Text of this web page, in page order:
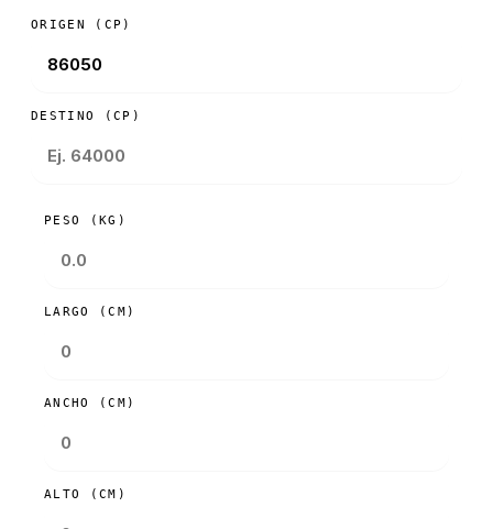
ORIGEN (CP)
DESTINO (CP)
PESO (KG)
LARGO (CM)
ANCHO (CM)
ALTO (CM)